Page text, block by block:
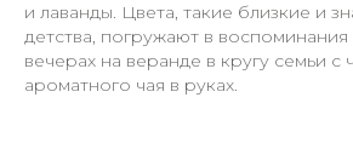
и лаванды. Цвета, такие близкие и
детства, погружают в воспоминания
вечерах на веранде в кругу семьи с
ароматного чая в руках.